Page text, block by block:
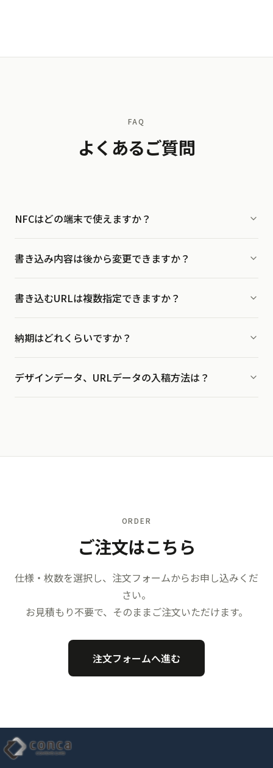
FAQ
よくあるご質問
NFCはどの端末で使えますか？
ンでご利用いただけます。ほとんどの現行スマートフォンが対
応しています。特別なアプリのインストールは不要です。
書き込み内容は後から変更できますか？
文時にご指定いただきます。
書き込むURLは複数指定できますか？
納期はどれくらいですか？
ての確認完了後、約7営業日で制作・発送します。スピード制作
オプションもご用意しています。5営業日・3営業日・1営業日
デザインデータ、URLデータの入稿方法は？
ORDER
ご注文はこちら
仕様・枚数を選択し、注文フォームからお申し込みくだ
さい。
お見積もり不要で、そのままご注文いただけます。
注文フォームへ進む